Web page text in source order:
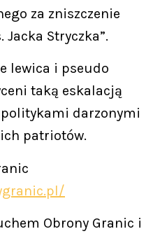
za zniszczenie
Jacka Stryczka”.
lewica i pseudo
taką eskalacją
darzonymi
patriotów.
Obrony Granic i